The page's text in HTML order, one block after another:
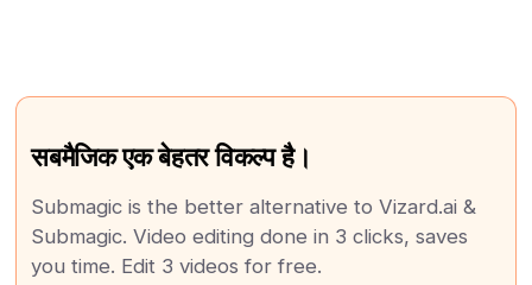
सबमैजिक एक बेहतर विकल्प है।
Submagic is the better alternative to Vizard.ai &
Submagic. Video editing done in 3 clicks, saves
you time. Edit 3 videos for free.